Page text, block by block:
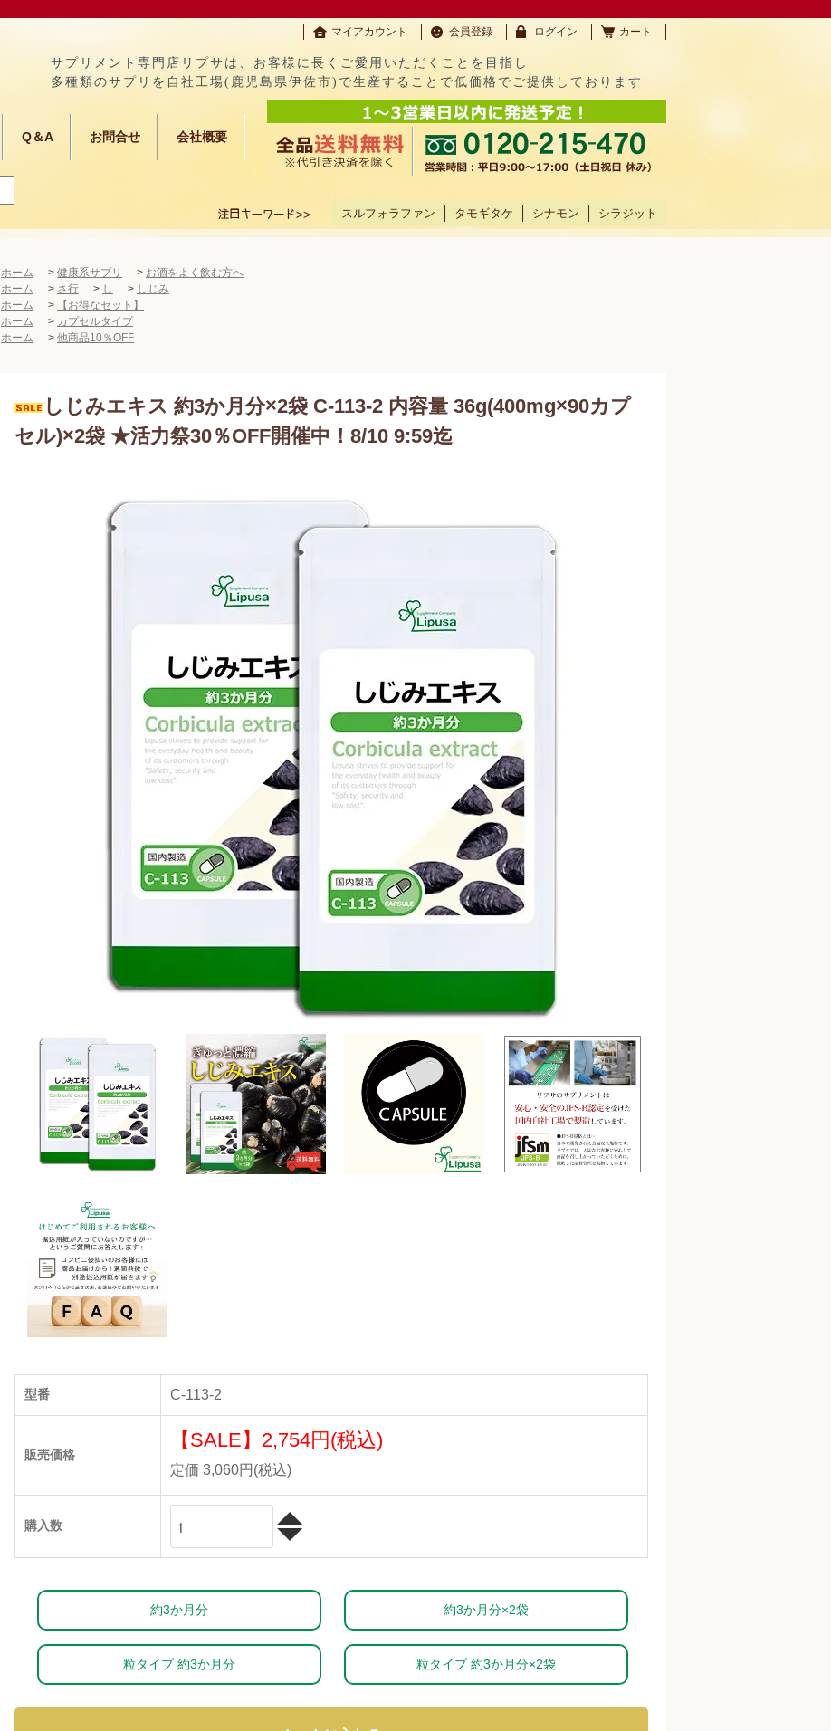
マイアカウント 会員登録 ログイン カート
サプリメント専門店リプサは、お客様に長くご愛用いただくことを目指し
多種類のサプリを自社工場(鹿児島県伊佐市)で生産することで低価格でご提供しております
Q＆A お問合せ 会社概要
スルフォラファン タモギタケ シナモン シラジット
ホーム > 健康系サプリ > お酒をよく飲む方へ
ホーム
> さ行 > し > しじみ
ホーム
>
【お得なセット】
ホーム
> カプセルタイプ
ホーム
> 他商品10％OFF
しじみエキス 約3か月分×2袋 C-113-2 内容量 36g(400mg×90カプ
セル)×2袋 ★活力祭30％OFF開催中！8/10 9:59迄
型番 C-113-2
販売価格
【SALE】 2,754円(税込)
定価 3,060円(税込)
購入数
約3か月分 約3か月分×2袋
粒タイプ 約3か月分 粒タイプ 約3か月分×2袋